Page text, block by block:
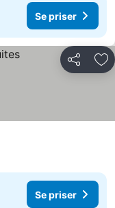
Se priser
Del
Se priser